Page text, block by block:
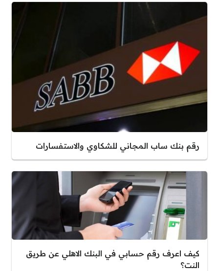
رقم بنك ساب المجاني للشكاوي والاستفسارات
كيف اعرف رقم حسابي في البنك الاهلي عن طريق
النت؟